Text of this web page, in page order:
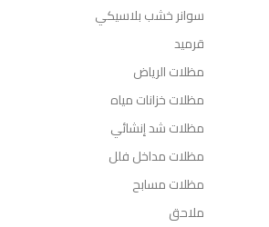
سوانر خشب بلاسيكي
قرميد
مظلات الرياض
مظلات خزانات مياه
مظلات شد إنشائي
مظلات مداخل فلل
مظلات مسابح
ملاحق